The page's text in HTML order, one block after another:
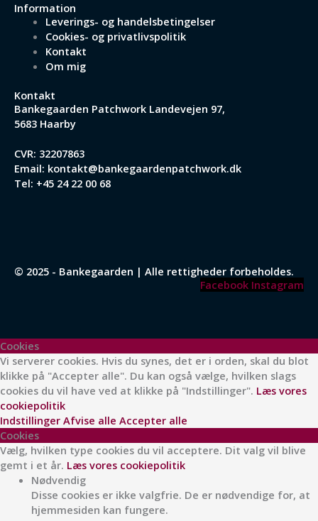
Information
Leverings- og handelsbetingelser
Cookies- og privatlivspolitik
Kontakt
Om mig
Kontakt
Bankegaarden Patchwork Landevejen 97,
5683 Haarby
CVR: 32207863
Email: kontakt@bankegaardenpatchwork.dk
Tel: +45 24 22 00 68
© 2025 - Bankegaarden | Alle rettigheder forbeholdes.
Facebook Instagram
Cookies
Vi serverer cookies. Hvis du synes, det er i orden, skal du blot
klikke på "Accepter alle". Du kan også vælge, hvilken slags
cookies du vil have ved at klikke på "Indstillinger". Læs vores
cookiepolitik
Indstillinger Afvise alle Accepter alle
Cookies
Vælg, hvilken type cookies du vil acceptere. Dit valg vil blive
gemt i et år. Læs vores cookiepolitik
Nødvendig
Disse cookies er ikke valgfrie. De er nødvendige for, at
hjemmesiden kan fungere.